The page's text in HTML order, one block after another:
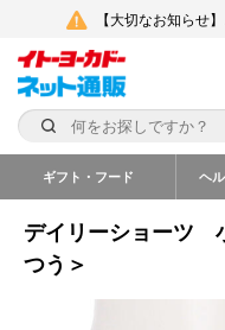
【大切なお知らせ
ギフト・フード ヘ
デイリーショーツ
つう＞